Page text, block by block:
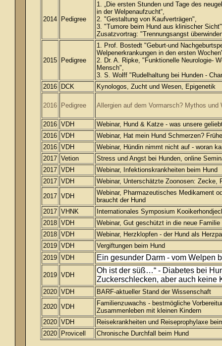
2014 Pedigree
1. „Die ersten Stunden und Tage des
in der Welpenaufzucht“,
2. "Gestaltung von Kaufverträgen",
3. "Tumore beim Hund aus klinischer
Zusatzvortrag: "Trennungsangst
2015 Pedigree
1. Prof. Bostedt "Geburt-und
Welpenerkrankungen in den ersten
2. Dr. A. Ripke, "Funktionelle Neurologie-
Mensch",
3. S. Wolff "Rudelhaltung bei Hunden -
2016
DCK Kynologos, Zucht und Wesen, Epigenetik
2016 Pedigree Allergien auf dem Vormarsch? Mythos und
2016 VDH
Webinar, Hund & Katze - was unsere
2016 VDH
Webinar, Hat mein Hund Schmerzen?
2016 VDH
Webinar, Hündin nimmt nicht auf - woran
2017 Vetion
Stress und Angst bei Hunden, online
2017 VDH
Webinar, Infektionskrankheiten beim Hund
2017 VDH
Webinar, Unterschätzte Zoonosen: Zecke,
2017 VDH
Webinar, Pharmazeutisches Medikament
braucht der Hund
2017 VHNK
Internationales Symposium
2018 VDH
Webinar, Gut geschützt in die neue
2018 VDH
Webinar, Herzklopfen - der Hund als
2019 VDH
Vergiftungen beim Hund
2019 VDH Ein gesunder Darm - vom Welpen
2019 VDH
Oh ist der süß…“ - Diabetes bei
Zuckerschlecken, aber auch keine
2020 VDH
BARF-aktueller Stand der Wissenschaft
2020 VDH
Familienzuwachs - bestmögliche
Zusammenleben mit kleinen Kindern
2020 VDH
Reisekrankheiten und Reiseprophylaxe
2020
Provicell Chronische Durchfall beim Hund